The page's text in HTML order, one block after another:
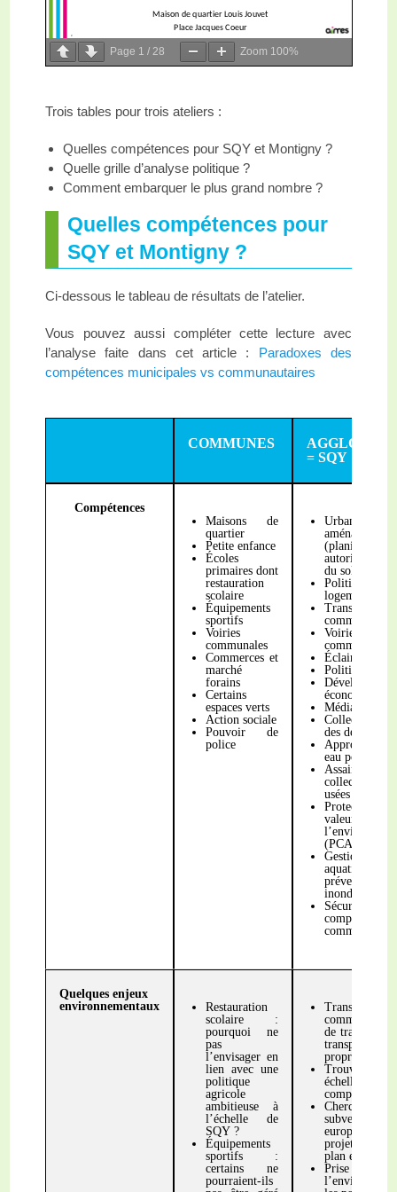
Page 1 /28 Zoom 100%
Trois tables pour trois ateliers :
Quelles compétences pour SQY et Montigny ?
Quelle grille d’analyse politique ?
Comment embarquer le plus grand nombre ?
Quelles compétences pour
SQY et Montigny ?
Ci-dessous le tableau de résultats de l’atelier.
Vous pouvez aussi compléter cette lecture avec
l’analyse faite dans cet article : Paradoxes des
compétences municipales vs communautaires
COMMUNES
= SQY
Compétences
Maisons de
quartier
Petite enfance
Écoles
primaires dont
restauration
scolaire
Équipements
sportifs
Voiries
communales
Commerces et
marché
forains
Certains
espaces verts
Action sociale
Pouvoir de
police
aménagement
autorisation
du sol)
logement/
commun
Voiries
Éclairage
Politique de
économique
Médiathèques
Collecte et
des déchets
eau potable
collectif
usées
Protection et
(PCAET)
Gestion
inondations
Sécurité
commissariat
Quelques enjeux
environnementaux
Restauration
scolaire :
pourquoi ne
pas
l’envisager en
lien avec une
politique
agricole
ambitieuse à
l’échelle de
SQY ?
Équipements
sportifs :
certains ne
pourraient-ils
commun :
de transilien
transports
propre
Trouver la
échelle pour
compétence
subventions
européennes
projet
plan
Prise en